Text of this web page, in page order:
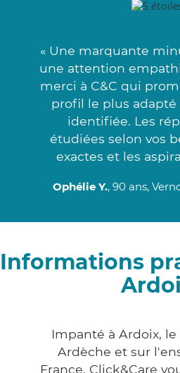
« Une marquante
une attention
merci à C&C qui
profil le plus
identifiée. Les
étudiées selon vos
exactes et les
Ophélie Y., 90 ans,
Informations
Impanté à Ardoix,
Ardèche et sur
France, Click&Care